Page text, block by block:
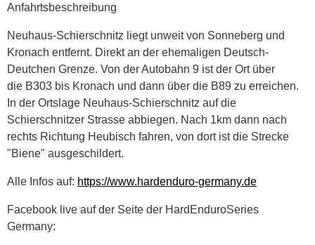
Anfahrtsbeschreibung
Neuhaus-Schierschnitz liegt unweit von Sonneberg und
Kronach entfernt. Direkt an der ehemaligen Deutsch-
Deutchen Grenze. Von der Autobahn 9 ist der Ort über
die B303 bis Kronach und dann über die B89 zu erreichen.
In der Ortslage Neuhaus-Schierschnitz auf die
Schierschnitzer Strasse abbiegen. Nach 1km dann nach
rechts Richtung Heubisch fahren, von dort ist die Strecke
"Biene" ausgeschildert.
Alle Infos auf: https://www.hardenduro-germany.de
Facebook live auf der Seite der HardEnduroSeries
Germany: